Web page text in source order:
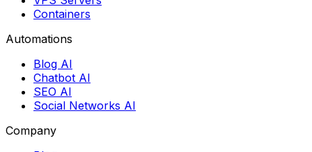
Containers
Automations
Blog AI
Chatbot AI
SEO AI
Social Networks AI
Company